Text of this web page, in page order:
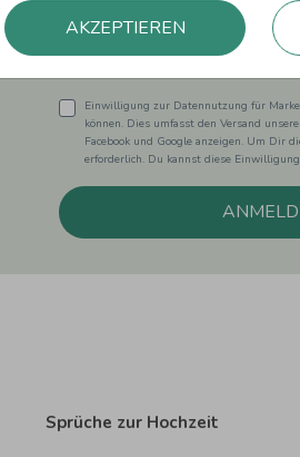
AKZEPTIEREN
Einwilligung zur Datennutzung für
können. Dies umfasst den Versand
Facebook und Google anzeigen. Um Dir
erforderlich. Du kannst diese
Sprüche zur Hochzeit